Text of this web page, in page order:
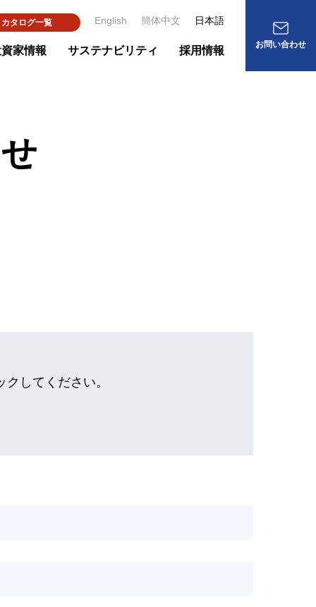
日本語
簡体中文
English
カタログ一覧
家情報 サステナビリティ 採用情報 お問い合わせ
してください。